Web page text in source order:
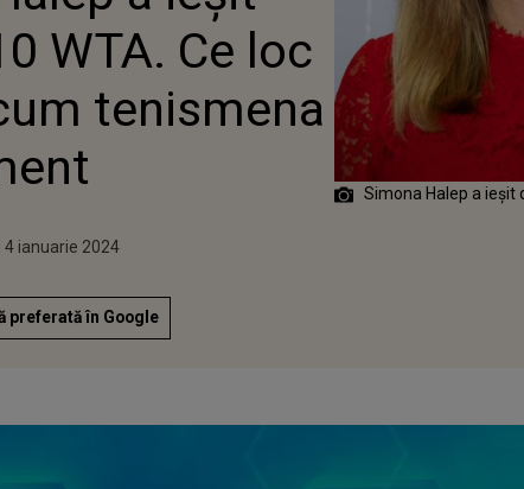
TENISMENA ÎN
CLASAMENT
WTA. Ce loc
tenismena
4 ianuarie 2023
4 ianuarie 2024
preferată în Google
Simona Halep a ieșit